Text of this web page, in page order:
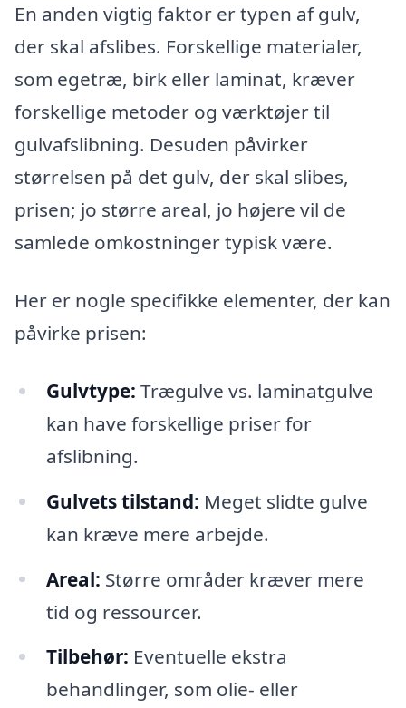
En anden vigtig faktor er typen af gulv,
der skal afslibes. Forskellige materialer,
som egetræ, birk eller laminat, kræver
forskellige metoder og værktøjer til
gulvafslibning. Desuden påvirker
størrelsen på det gulv, der skal slibes,
prisen; jo større areal, jo højere vil de
samlede omkostninger typisk være.
Her er nogle specifikke elementer, der kan
påvirke prisen:
Gulvtype: Trægulve vs. laminatgulve
kan have forskellige priser for
afslibning.
Gulvets tilstand: Meget slidte gulve
kan kræve mere arbejde.
Areal: Større områder kræver mere
tid og ressourcer.
Tilbehør: Eventuelle ekstra
behandlinger, som olie- eller